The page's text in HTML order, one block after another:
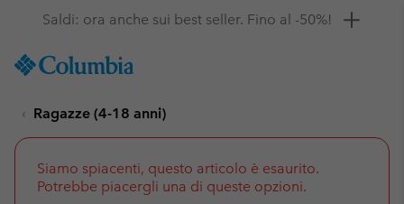
TO
SKIP
NAV
Ottieni il 10% di sconto
Ragazze (4-18 anni)
Siamo spiacenti, questo articolo è esaurito.
Potrebbe piacergli una di queste opzioni.